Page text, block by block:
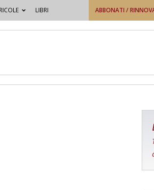
LIBRI ABBONATI /